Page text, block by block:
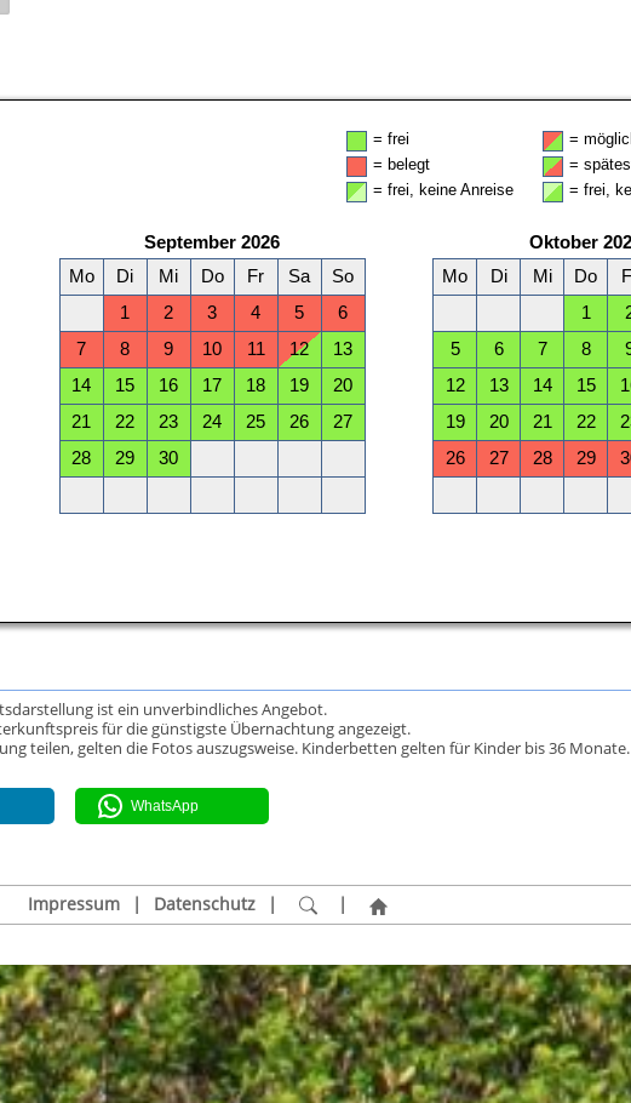
ist ein unverbindliches Angebot.
für die günstigste Übernachtung angezeigt.
teilen, gelten die Fotos auszugsweise. Kinderbetten gelten für Kinder bis 36 Monate.
WhatsApp
Impressum | Datenschutz | |